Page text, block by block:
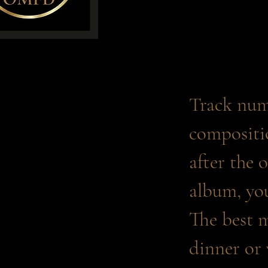
Track
after the
album,
The best
dinner or